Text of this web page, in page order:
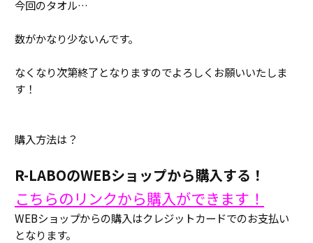
今回のタオル…
数がかなり少ないんです。
なくなり次第終了となりますのでよろしくお願いいたしま
す！
購入方法は？
R-LABOのWEBショップから購入する！
こちらのリンクから購入ができます！
WEBショップからの購入はクレジットカードでのお支払い
となります。